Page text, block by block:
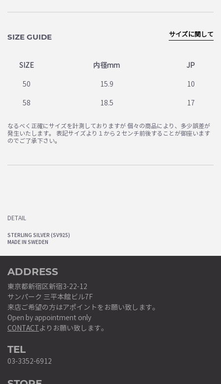
SIZE GUIDE
SIZE 内径mm JP
50 15.9 10
58 18.5 17
サイズに関して
なるべく正確にサイズを計測しておりますが 個々の商品により、多少誤差が
発生いたします。 表記サイズより１から２センチ前後することが御座います
のでご了承下さい。
DETAIL
STERLING SILVER (SV925)
MADE IN SWEDEN
ADDRESS
東京都新宿区新宿3-22-12
サンパーク 三平本館ビル7F
来店ご希望の方はアポイントをお願い致します。
Open by appointment only
CONTACTよりお願い致します。
TEL
03-3352-6912